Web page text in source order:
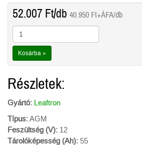
52.007Ft/db 40.950 Ft+ÁFA/db
Kosárba »
Részletek:
Gyártó: Leaftron
Típus:AGM
Feszültség (V): 12
Tárolóképesség (Ah): 55